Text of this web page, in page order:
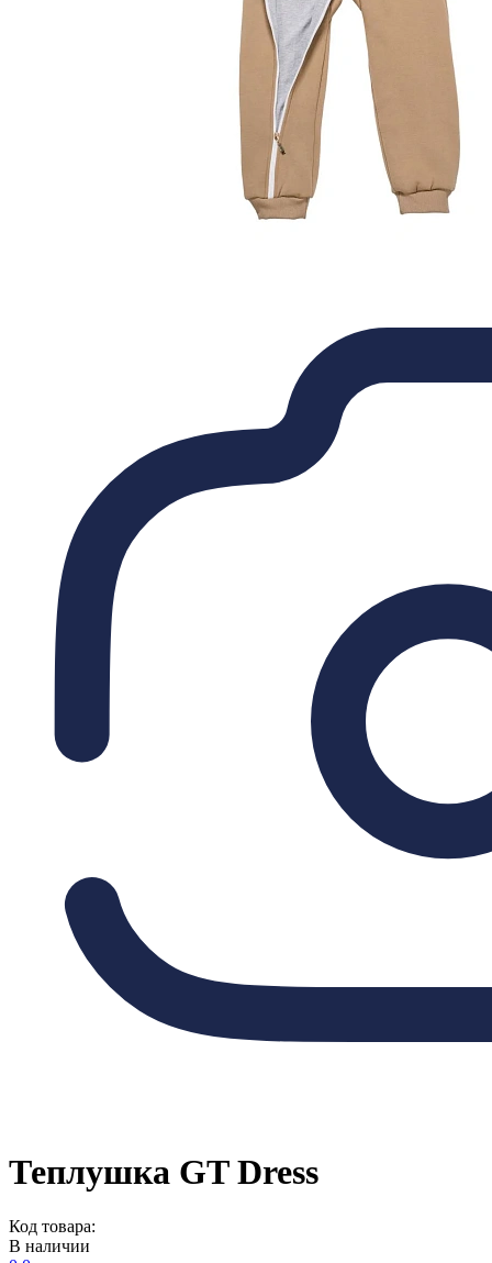
Теплушка GT Dress
Код товара:
В наличии